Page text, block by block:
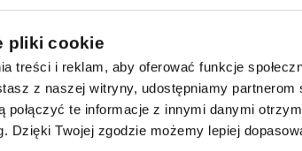
pliki cookie
treści i reklam, aby oferować funkcje
z naszej witryny, udostępniamy partnerom
te informacje z innymi danymi
Dzięki Twojej zgodzie możemy lepiej
bym dodatkowo zam